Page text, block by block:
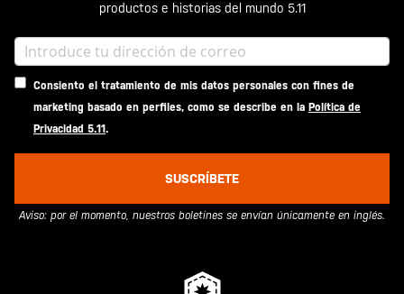
productos e historias del mundo 5.11
Consiento el tratamiento de mis datos personales con fines de
marketing basado en perfiles, como se describe en la Política de
Privacidad 5.11.
SUSCRÍBETE
Aviso: por el momento, nuestros boletines se envían únicamente en inglés.